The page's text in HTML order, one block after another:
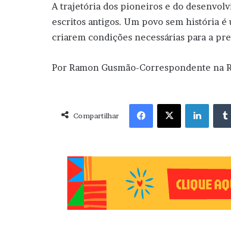
A trajetória dos pioneiros e do
escritos antigos. Um povo sem história
criarem condições necessárias para a
Por Ramon Gusmão-Correspondente na
Compartilhar
Facebook X Linkedin